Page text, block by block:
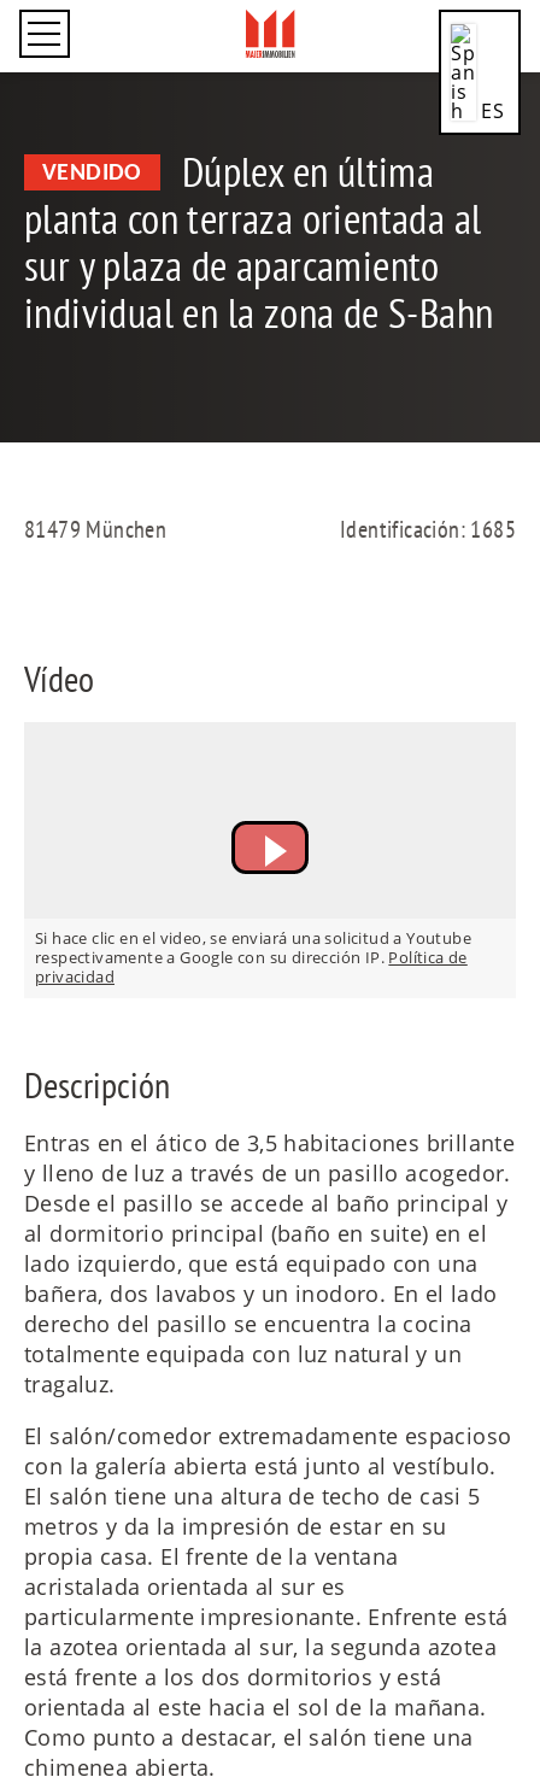
ES
VENDIDO
Dúplex en última
planta con terraza orientada al
sur y plaza de aparcamiento
individual en la zona de S-Bahn
81479 München Identificación: 1685
Vídeo
Si hace clic en el video, se enviará una solicitud a Youtube
respectivamente a Google con su dirección IP. Política de
privacidad
Descripción
Entras en el ático de 3,5 habitaciones brillante
y lleno de luz a través de un pasillo acogedor.
Desde el pasillo se accede al baño principal y
al dormitorio principal (baño en suite) en el
lado izquierdo, que está equipado con una
bañera, dos lavabos y un inodoro. En el lado
derecho del pasillo se encuentra la cocina
totalmente equipada con luz natural y un
tragaluz.
El salón/comedor extremadamente espacioso
con la galería abierta está junto al vestíbulo.
El salón tiene una altura de techo de casi 5
metros y da la impresión de estar en su
propia casa. El frente de la ventana
acristalada orientada al sur es
particularmente impresionante. Enfrente está
la azotea orientada al sur, la segunda azotea
está frente a los dos dormitorios y está
orientada al este hacia el sol de la mañana.
Como punto a destacar, el salón tiene una
chimenea abierta.